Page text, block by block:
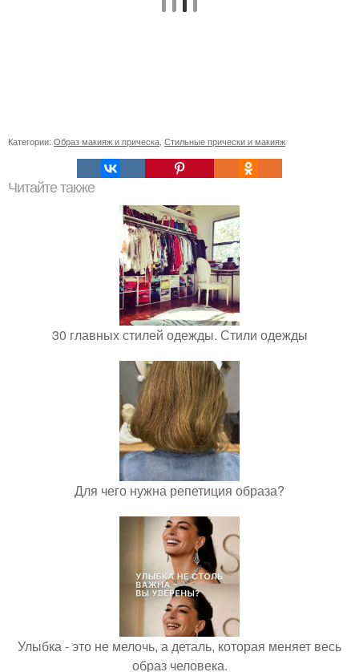
Категории: Образ макияж и прическа, Стильные прически и макияж
Читайте также
30 главных стилей одежды. Стили одежды
Для чего нужна репетиция образа?
Улыбка - это не мелочь, а деталь, которая меняет весь
образ человека.